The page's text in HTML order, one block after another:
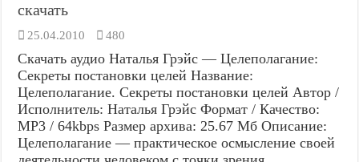
скачать
25.04.2010 480
Скачать аудио Наталья Грэйс — Целеполагание:
Секреты постановки целей Название:
Целеполагание. Секреты постановки целей Автор /
Исполнитель: Наталья Грэйс Формат / Качество:
MP3 / 64kbps Размер архива: 25.67 Мб Описание:
Целеполагание — практическое осмысление своей